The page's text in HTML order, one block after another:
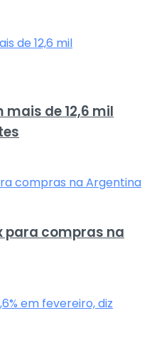
mais de 12,6 mil
para compras na